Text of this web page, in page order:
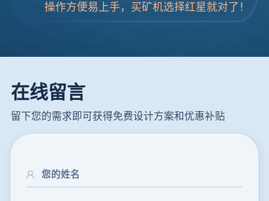
操作方便易上手，买矿机选择红星就对了！
在线留言
留下您的需求即可获得免费设计方案和优惠补贴
24分钟前